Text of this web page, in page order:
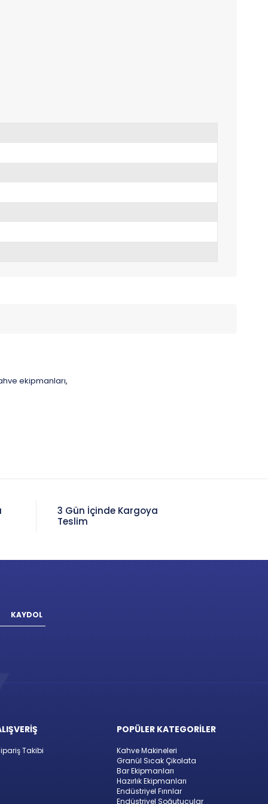
ekipmanları,
3 Gün İçinde Kargoya
Teslim
KAYDOL
Takibi
POPÜLER KATEGORİLER
Kahve Makineleri
Granül Sıcak Çikolata
Bar Ekipmanları
Hazırlık Ekipmanları
Endüstriyel Fırınlar
Endüstriyel Soğutucular